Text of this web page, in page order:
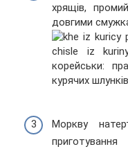
хрящів,
довгими
Моркву